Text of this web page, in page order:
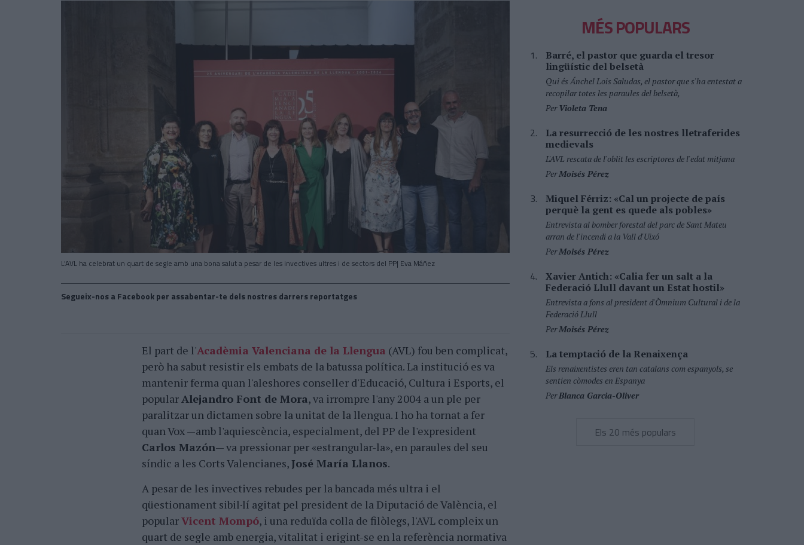
L'AVL ha celebrat un quart de segle amb una bona salut a pesar de les invectives ultres i de sectors del PP| Eva Máñez
Segueix-nos a Facebook per assabentar-te dels nostres darrers reportatges
El part de l'Acadèmia Valenciana de la Llengua (AVL) fou ben complicat,
però ha sabut resistir els embats de la batussa política. La institució es va
mantenir ferma quan l'aleshores conseller d'Educació, Cultura i Esports, el
popularAlejandro Font de Mora, va irrompre l'any 2004 a un ple per
paralitzar un dictamen sobre la unitat de la llengua. I ho ha tornat a fer
quan Vox —amb l'aquiescència, especialment, del PP de l'expresident
Carlos Mazón— va pressionar per «estrangular-la», en paraules del seu
síndic a les Corts Valencianes,José María Llanos.
A pesar de les invectives rebudes per la bancada més ultra i el
qüestionament sibil·lí agitat pel president de la Diputació de València, el
popularVicent Mompó, i una reduïda colla de filòlegs, l'AVL compleix un
quart de segle amb energia, vitalitat i erigint-se en la referència normativa
MÉS POPULARS
Barré, el pastor que guarda el tresor
lingüístic del belsetà
Qui és Ánchel Lois Saludas, el pastor que s'ha entestat a
recopilar totes les paraules del belsetà,
PerVioleta Tena
La resurrecció de les nostres lletraferides
medievals
L'AVL rescata de l'oblit les escriptores de l'edat mitjana
PerMoisés Pérez
Miquel Férriz: «Cal un projecte de país
perquè la gent es quede als pobles»
Entrevista al bomber forestal del parc de Sant Mateu
arran de l'incendi a la Vall d'Uixó
PerMoisés Pérez
Xavier Antich: «Calia fer un salt a la
Federació Llull davant un Estat hostil»
Entrevista a fons al president d'Òmnium Cultural i de la
Federació Llull
PerMoisés Pérez
La temptació de la Renaixença
Els renaixentistes eren tan catalans com espanyols, se
sentien còmodes en Espanya
PerBlanca Garcia-Oliver
Els 20 més populars